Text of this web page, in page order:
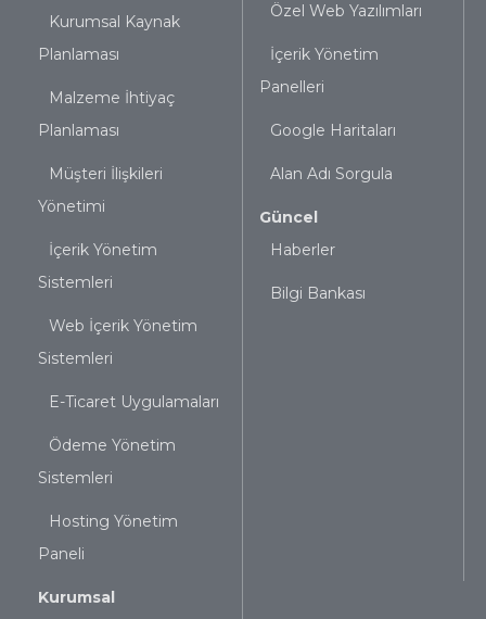
Kurumsal Kaynak
Planlaması
Malzeme İhtiyaç
Planlaması
Müşteri İlişkileri
Yönetimi
İçerik Yönetim
Sistemleri
Web İçerik Yönetim
Sistemleri
E-Ticaret Uygulamaları
Ödeme Yönetim
Sistemleri
Hosting Yönetim
Paneli
Özel Web Yazılımları
İçerik Yönetim
Panelleri
Google Haritaları
Alan Adı Sorgula
Güncel
Haberler
Bilgi Bankası
Kurumsal